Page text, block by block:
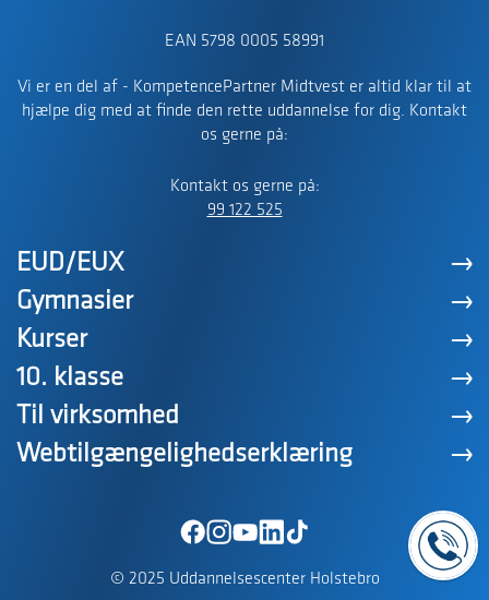
EAN 5798 0005 58991
Vi er en del af - KompetencePartner Midtvest er altid klar til at
hjælpe dig med at finde den rette uddannelse for dig. Kontakt
os gerne på:
Kontakt os gerne på:
99 122 525
EUD/EUX
Gymnasier
Kurser
10. klasse
Til virksomhed
Webtilgængelighedserklæring
© 2025 Uddannelsescenter Holstebro